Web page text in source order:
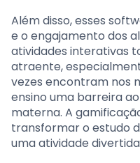
Além disso, esses
e o engajamento dos
atividades interativas
atraente,
vezes encontram nos
ensino uma barreira
materna. A
transformar o estudo
uma atividade